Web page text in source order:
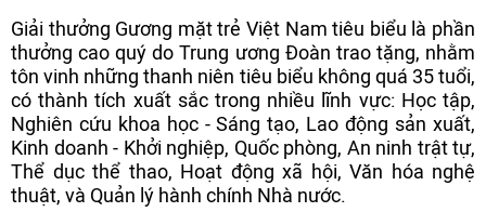
Giải thưởng Gương mặt trẻ Việt Nam tiêu biểu là phần
thưởng cao quý do Trung ương Đoàn trao tặng, nhằm
tôn vinh những thanh niên tiêu biểu không quá 35 tuổi,
có thành tích xuất sắc trong nhiều lĩnh vực: Học tập,
Nghiên cứu khoa học - Sáng tạo, Lao động sản xuất,
Kinh doanh - Khởi nghiệp, Quốc phòng, An ninh trật tự,
Thể dục thể thao, Hoạt động xã hội, Văn hóa nghệ
thuật, và Quản lý hành chính Nhà nước.